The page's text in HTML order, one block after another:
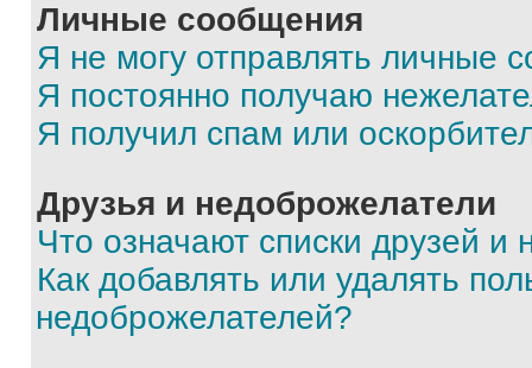
Личные сообщения
Я не могу отправлять личные
Я постоянно получаю
Я получил спам или
Друзья и недоброжелатели
Что означают списки друзей и
Как добавлять или удалять
недоброжелателей?